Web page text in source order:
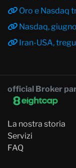
Oro e Nasdaq
Nasdaq,
Iran-USA,
official Broker
La nostra storia
Servizi
FAQ